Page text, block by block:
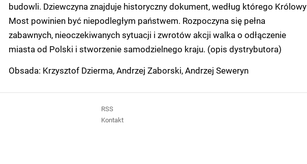
budowli. Dziewczyna znajduje historyczny dokument, według którego Królowy
Most powinien być niepodległym państwem. Rozpoczyna się pełna
zabawnych, nieoczekiwanych sytuacji i zwrotów akcji walka o odłączenie
miasta od Polski i stworzenie samodzielnego kraju. (opis dystrybutora)
Obsada: Krzysztof Dzierma, Andrzej Zaborski, Andrzej Seweryn
RSS
Kontakt